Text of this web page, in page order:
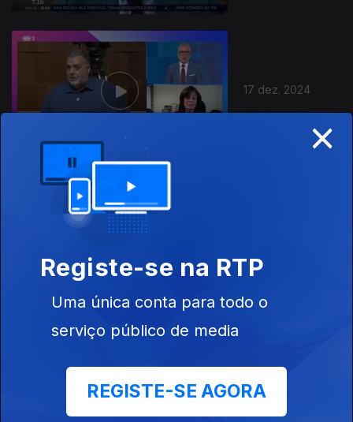
17 dez. 2024
15 dez. 2024
×
Registe-se na RTP
Uma única conta para todo o
serviço público de media
REGISTE-SE AGORA